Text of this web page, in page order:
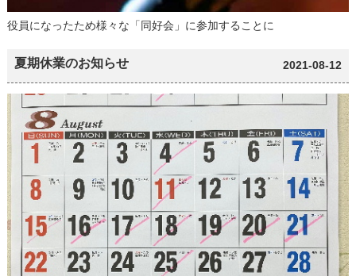
役員になったため様々な「同好会」に参加することに
夏期休業のお知らせ 2021-08-12